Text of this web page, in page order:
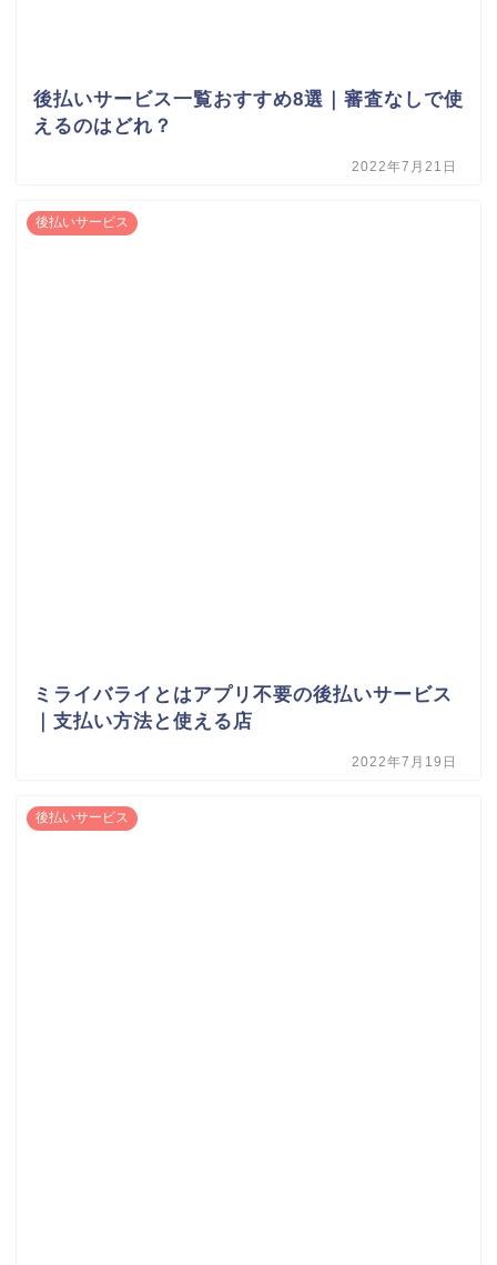
後払いサービス一覧おすすめ8選｜審査なしで使
えるのはどれ？
2022年7月21日
後払いサービス
ミライバライとはアプリ不要の後払いサービス
｜支払い方法と使える店
2022年7月19日
後払いサービス